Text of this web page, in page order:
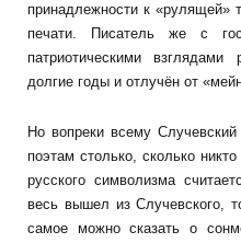
принадлежности к «рулящей»
печати. Писатель же с
патриотическими
долгие годы и отлучён от
Но вопреки всему
поэтам столько, сколько
русского символизма
весь вышел из Случевского,
самое можно сказать о